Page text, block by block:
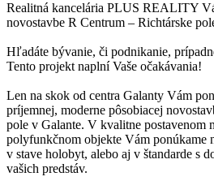
Realitná kancelária PLUS REALITY
novostavbe R Centrum – Richtárske
Hľadáte bývanie, či podnikanie,
Tento projekt naplní Vaše očakávania!
Len na skok od centra Galanty Vám
príjemnej, moderne pôsobiacej
pole v Galante. V kvalitne postavenom
polyfunkčnom objekte Vám ponúkame
v stave holobyt, alebo aj v štandarde s
vašich predstáv.